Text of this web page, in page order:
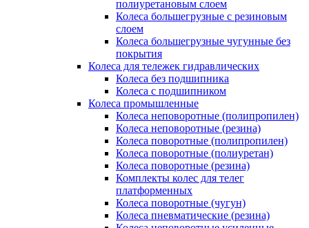
полиуретановым слоем
Колеса большегрузные с резиновым
слоем
Колеса большегрузные чугунные без
покрытия
Колеса для тележек гидравлических
Колеса без подшипника
Колеса с подшипником
Колеса промышленные
Колеса неповоротные (полипропилен)
Колеса неповоротные (резина)
Колеса поворотные (полипропилен)
Колеса поворотные (полиуретан)
Колеса поворотные (резина)
Комплекты колес для телег
платформенных
Колеса поворотные (чугун)
Колеса пневматические (резина)